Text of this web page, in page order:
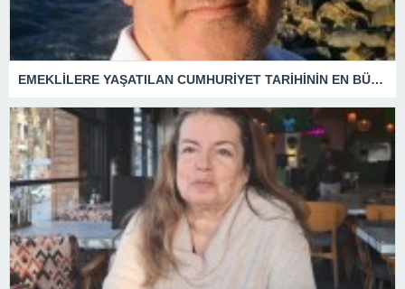
EMEKLİLERE YAŞATILAN CUMHURİYET TARİHİNİN EN BÜYÜK ZULMÜNÜN DERİN ANALİZİ !